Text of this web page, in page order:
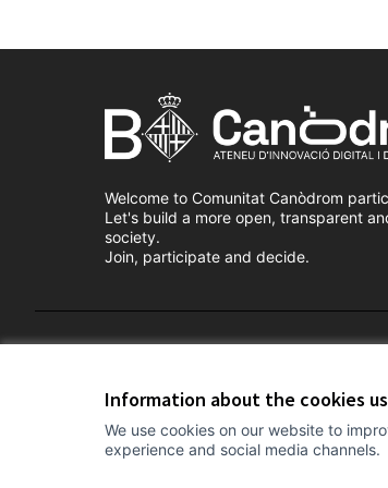
Information about the cookies
We use cookies on our website to
experience and social media channels.
Welcome to Comunitat Canòdrom
Let's build a more open, transparent
society.
Join, participate and decide.
(External link)